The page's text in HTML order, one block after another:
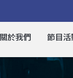
關於我們 節目活